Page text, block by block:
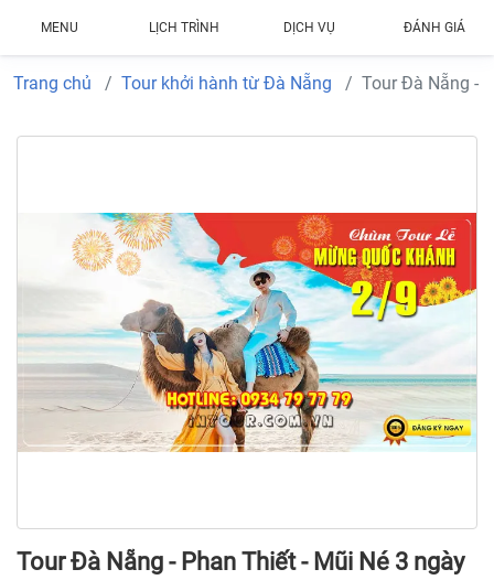
Trang chủ Tour khởi hành từ Đà Nẵng Tour Đà Nẵng -
Tour Đà Nẵng - Phan Thiết - Mũi Né 3 ngày
MENU LỊCH TRÌNH DỊCH VỤ ĐÁNH GIÁ